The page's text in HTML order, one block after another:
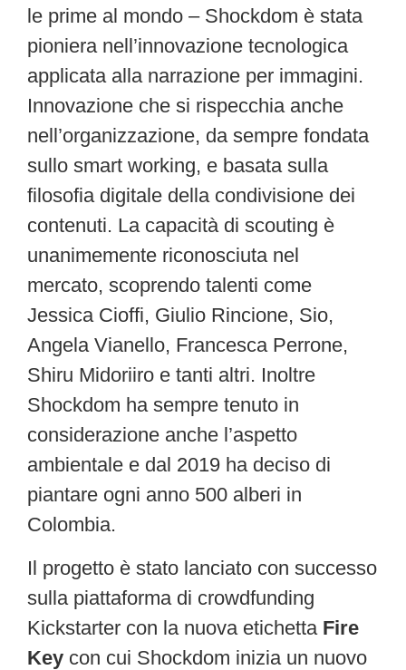
le prime al mondo – Shockdom è stata
pioniera nell’innovazione tecnologica
applicata alla narrazione per immagini.
Innovazione che si rispecchia anche
nell’organizzazione, da sempre fondata
sullo smart working, e basata sulla
filosofia digitale della condivisione dei
contenuti. La capacità di scouting è
unanimemente riconosciuta nel
mercato, scoprendo talenti come
Jessica Cioffi, Giulio Rincione, Sio,
Angela Vianello, Francesca Perrone,
Shiru Midoriiro e tanti altri. Inoltre
Shockdom ha sempre tenuto in
considerazione anche l’aspetto
ambientale e dal 2019 ha deciso di
piantare ogni anno 500 alberi in
Colombia.
Il progetto è stato lanciato con successo
sulla piattaforma di crowdfunding
Kickstarter con la nuova etichetta Fire
Key con cui Shockdom inizia un nuovo